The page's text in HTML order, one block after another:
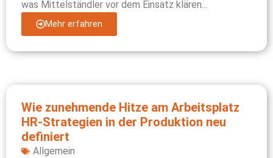
was Mittelständler vor dem Einsatz klären...
Mehr erfahren
Wie zunehmende Hitze am Arbeitsplatz
HR‑Strategien in der Produktion neu
definiert
Allgemein